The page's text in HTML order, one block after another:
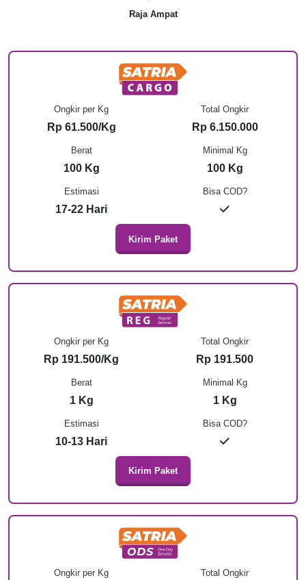
Raja Ampat
Bisa COD?
Ongkir per Kg
Rp 61.500/Kg
Total Ongkir
Rp 6.150.000
Berat
100 Kg
Minimal Kg
100 Kg
Estimasi
17-22 Hari
Kirim Paket
Bisa COD?
Ongkir per Kg
Rp 191.500/Kg
Total Ongkir
Rp 191.500
Berat
1 Kg
Minimal Kg
1 Kg
Estimasi
10-13 Hari
Kirim Paket
Ongkir per Kg Total Ongkir